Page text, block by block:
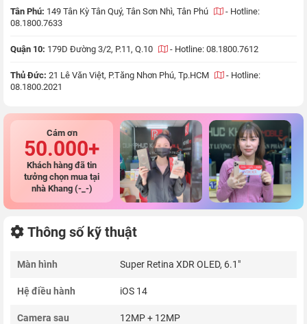
Tân Phú: 149 Tân Kỳ Tân Quý, Tân Sơn Nhì, Tân Phú - Hotline:
08.1800.7633
Quận 10: 179D Đường 3/2, P.11, Q.10 - Hotline: 08.1800.7612
Thủ Đức: 21 Lê Văn Việt, P.Tăng Nhơn Phú, Tp.HCM - Hotline:
08.1800.2021
Cám ơn
50.000+
Khách hàng đã tin
tưởng chọn mua tại
nhà Khang (-_-)
Thông số kỹ thuật
Màn hình Super Retina XDR OLED, 6.1"
Hệ điều hành iOS 14
Camera sau 12MP + 12MP